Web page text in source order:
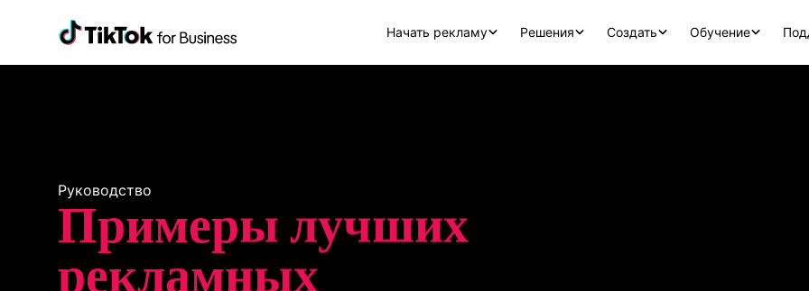
Начать рекламу Решения Создать Обучение
Руководство
Примеры лучших
рекламных